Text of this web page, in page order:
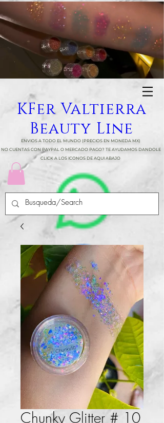
top of page
KFer Valtierra
Beauty Line
ENVIOS A TODO EL MUNDO (PRECIOS EN MONEDA MX)
NO CUENTAS CON PAYPAL O MERCADO PAGO? TE AYUDAMOS DANDOLE
CLICK A LOS ICONOS DE AQUI ABAJO
Chunky Glitter # 10